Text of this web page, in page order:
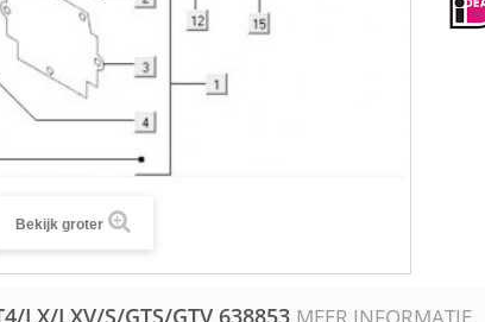
Bekijk groter
LX/LXV/S/GTS/GTV 638853